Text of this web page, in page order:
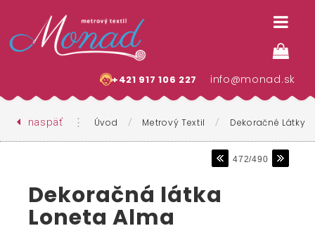
+421 917 106 227 info@monad.sk
naspäť ⋮ Úvod / Metrový Textil / Dekoračné Látky
472/490
Dekoračná látka
Loneta Alma